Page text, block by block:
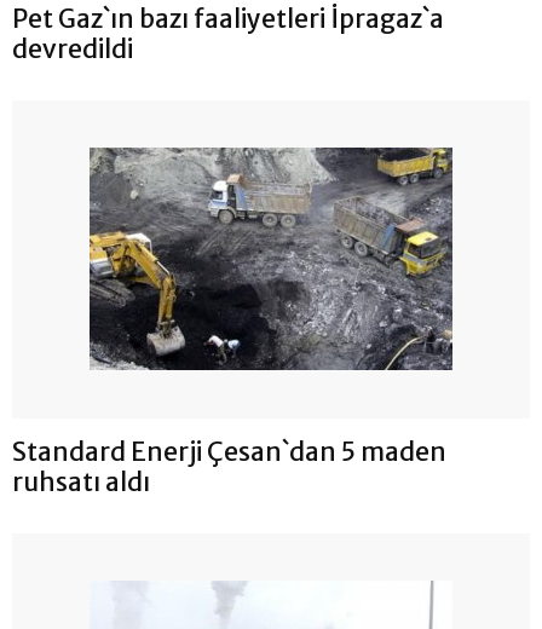
Pet Gaz`ın bazı faaliyetleri İpragaz`a
devredildi
Standard Enerji Çesan`dan 5 maden
ruhsatı aldı